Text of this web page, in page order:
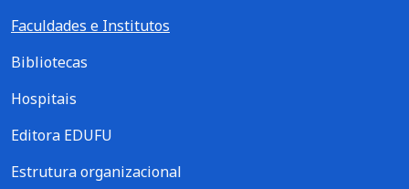
Faculdades e Institutos
Bibliotecas
Hospitais
Editora EDUFU
Estrutura organizacional